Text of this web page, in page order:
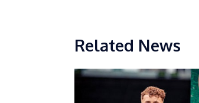
Related News